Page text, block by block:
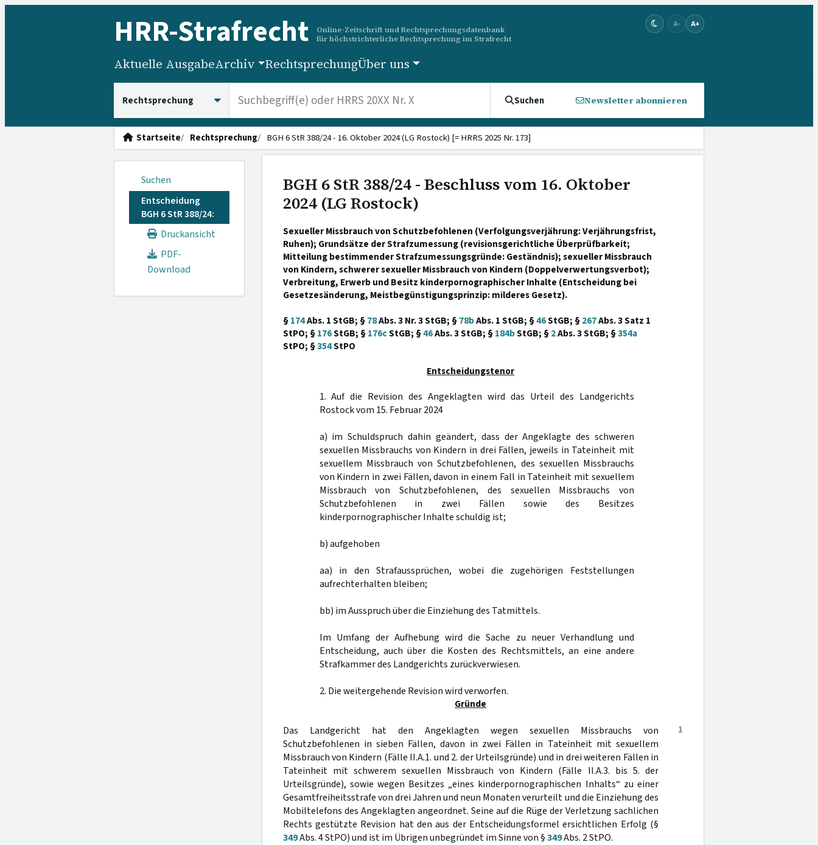
HRR-Strafrecht
Online-Zeitschrift und Rechtsprechungsdatenbank
für höchstrichterliche Rechtsprechung im Strafrecht
A- A+
Aktuelle AusgabeArchiv RechtsprechungÜber uns
Suchen Newsletter abonnieren
Startseite Rechtsprechung BGH 6 StR 388/24 - 16. Oktober 2024 (LG Rostock) [= HRRS 2025 Nr. 173]
Suchen
Entscheidung
BGH 6 StR 388/24:
Druckansicht
PDF-
Download
BGH 6 StR 388/24 - Beschluss vom 16. Oktober
2024 (LG Rostock)
Sexueller Missbrauch von Schutzbefohlenen (Verfolgungsverjährung: Verjährungsfrist,
Ruhen); Grundsätze der Strafzumessung (revisionsgerichtliche Überprüfbarkeit;
Mitteilung bestimmender Strafzumessungsgründe: Geständnis); sexueller Missbrauch
von Kindern, schwerer sexueller Missbrauch von Kindern (Doppelverwertungsverbot);
Verbreitung, Erwerb und Besitz kinderpornographischer Inhalte (Entscheidung bei
Gesetzesänderung, Meistbegünstigungsprinzip: milderes Gesetz).
§174Abs. 1 StGB; §78Abs. 3 Nr. 3 StGB; §78bAbs. 1 StGB; §46StGB; §267Abs. 3 Satz 1
StPO; §176StGB; §176cStGB; §46Abs. 3 StGB; §184bStGB; §2Abs. 3 StGB; §354a
StPO; §354StPO
Entscheidungstenor
1. Auf die Revision des Angeklagten wird das Urteil des Landgerichts
Rostock vom 15. Februar 2024
a) im Schuldspruch dahin geändert, dass der Angeklagte des schweren
sexuellen Missbrauchs von Kindern in drei Fällen, jeweils in Tateinheit mit
sexuellem Missbrauch von Schutzbefohlenen, des sexuellen Missbrauchs
von Kindern in zwei Fällen, davon in einem Fall in Tateinheit mit sexuellem
Missbrauch von Schutzbefohlenen, des sexuellen Missbrauchs von
Schutzbefohlenen in zwei Fällen sowie des Besitzes
kinderpornographischer Inhalte schuldig ist;
b) aufgehoben
aa) in den Strafaussprüchen, wobei die zugehörigen Feststellungen
aufrechterhalten bleiben;
bb) im Ausspruch über die Einziehung des Tatmittels.
Im Umfang der Aufhebung wird die Sache zu neuer Verhandlung und
Entscheidung, auch über die Kosten des Rechtsmittels, an eine andere
Strafkammer des Landgerichts zurückverwiesen.
2. Die weitergehende Revision wird verworfen.
Gründe
1
Das Landgericht hat den Angeklagten wegen sexuellen Missbrauchs von
Schutzbefohlenen in sieben Fällen, davon in zwei Fällen in Tateinheit mit sexuellem
Missbrauch von Kindern (Fälle II.A.1. und 2. der Urteilsgründe) und in drei weiteren Fällen in
Tateinheit mit schwerem sexuellen Missbrauch von Kindern (Fälle II.A.3. bis 5. der
Urteilsgründe), sowie wegen Besitzes „eines kinderpornographischen Inhalts“ zu einer
Gesamtfreiheitsstrafe von drei Jahren und neun Monaten verurteilt und die Einziehung des
Mobiltelefons des Angeklagten angeordnet. Seine auf die Rüge der Verletzung sachlichen
Rechts gestützte Revision hat den aus der Entscheidungsformel ersichtlichen Erfolg (§
349Abs. 4 StPO) und ist im Übrigen unbegründet im Sinne von §349Abs. 2 StPO.